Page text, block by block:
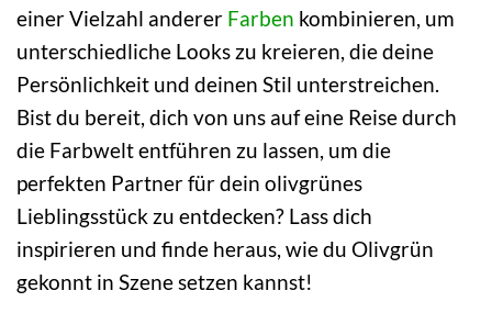
einer Vielzahl anderer Farben kombinieren, um
unterschiedliche Looks zu kreieren, die deine
Persönlichkeit und deinen Stil unterstreichen.
Bist du bereit, dich von uns auf eine Reise durch
die Farbwelt entführen zu lassen, um die
perfekten Partner für dein olivgrünes
Lieblingsstück zu entdecken? Lass dich
inspirieren und finde heraus, wie du Olivgrün
gekonnt in Szene setzen kannst!